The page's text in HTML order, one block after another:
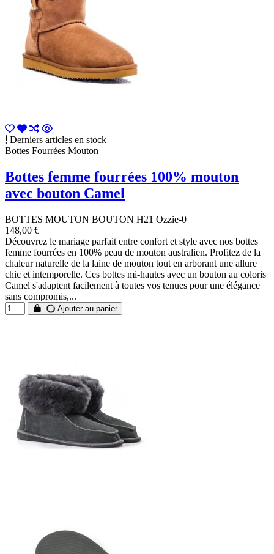
Derniers articles en stock
Bottes Fourrées Mouton
Bottes femme fourrées 100% mouton
avec bouton Camel
BOTTES MOUTON BOUTON H21 Ozzie-0
148,00 €
Découvrez le mariage parfait entre confort et style avec nos bottes
femme fourrées en 100% peau de mouton australien. Profitez de la
chaleur naturelle de la laine de mouton tout en arborant une allure
chic et intemporelle. Ces bottes mi-hautes avec un bouton au coloris
Camel s'adaptent facilement à toutes vos tenues pour une élégance
sans compromis,...
Ajouter au panier